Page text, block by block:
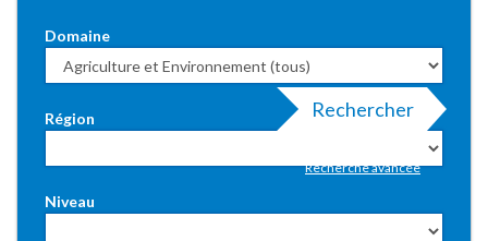
Domaine
Région
Niveau
Rechercher
Recherche avancée